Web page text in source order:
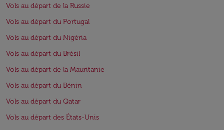
Vols au départ de la Russie
Vols au départ du Portugal
Vols au départ du Nigéria
Vols au départ du Brésil
Vols au départ de la Mauritanie
Vols au départ du Bénin
Vols au départ du Qatar
Vols au départ des États-Unis